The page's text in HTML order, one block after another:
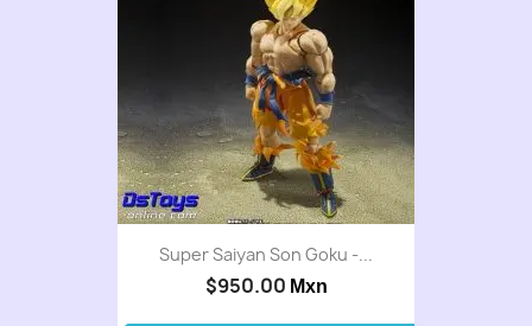
Super Saiyan Son Goku -...
$950.00 Mxn